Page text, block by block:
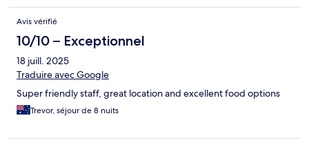
Avis vérifié
10/10 – Exceptionnel
18 juill. 2025
Traduire avec Google
Super friendly staff, great location and excellent food options
Trevor, séjour de 8 nuits